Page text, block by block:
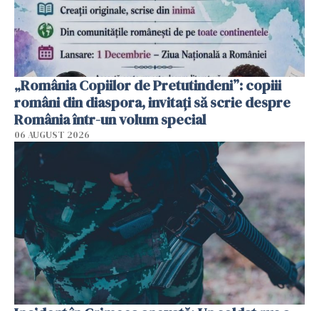
„România Copiilor de Pretutindeni”: copiii
români din diaspora, invitați să scrie despre
România într-un volum special
06 AUGUST 2026